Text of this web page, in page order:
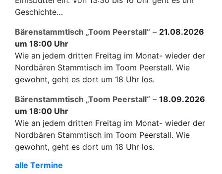
Geschichte…
Bärenstammtisch „Toom Peerstall“ – 21.08.2026
um 18:00 Uhr
Wie an jedem dritten Freitag im Monat- wieder der
Nordbären Stammtisch im Toom Peerstall. Wie
gewohnt, geht es dort um 18 Uhr los.
Bärenstammtisch „Toom Peerstall“ – 18.09.2026
um 18:00 Uhr
Wie an jedem dritten Freitag im Monat- wieder der
Nordbären Stammtisch im Toom Peerstall. Wie
gewohnt, geht es dort um 18 Uhr los.
alle Termine